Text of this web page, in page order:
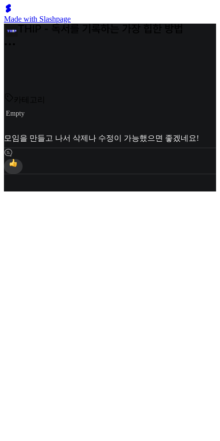
Made with Slashpage
카테고리
Empty
모임을 만들고 나서 삭제나 수정이 가능했으면 좋겠네요!